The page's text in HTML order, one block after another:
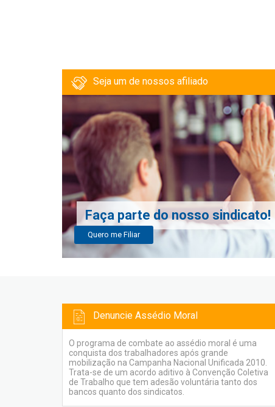
Seja um de nossos afiliado
Faça parte do nosso sindicato!
Quero me Filiar
Denuncie Assédio Moral
O programa de combate ao assédio moral é uma
conquista dos trabalhadores após grande
mobilização na Campanha Nacional Unificada 2010.
Trata-se de um acordo aditivo à Convenção Coletiva
de Trabalho que tem adesão voluntária tanto dos
bancos quanto dos sindicatos.